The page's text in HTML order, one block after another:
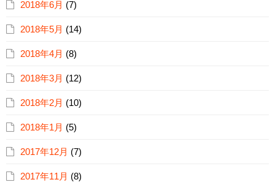
2018年6月 (7)
2018年5月 (14)
2018年4月 (8)
2018年3月 (12)
2018年2月 (10)
2018年1月 (5)
2017年12月 (7)
2017年11月 (8)